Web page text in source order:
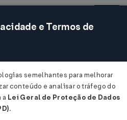
Acessar
e Termos de
semelhantes para melhorar
conteúdo e analisar o tráfego do
a Lei Geral de Proteção de Dados
.